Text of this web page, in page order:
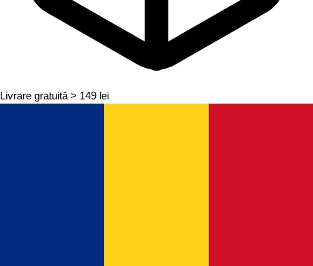
Livrare gratuită > 149 lei